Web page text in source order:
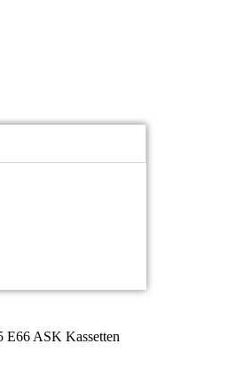
E66 ASK Kassetten